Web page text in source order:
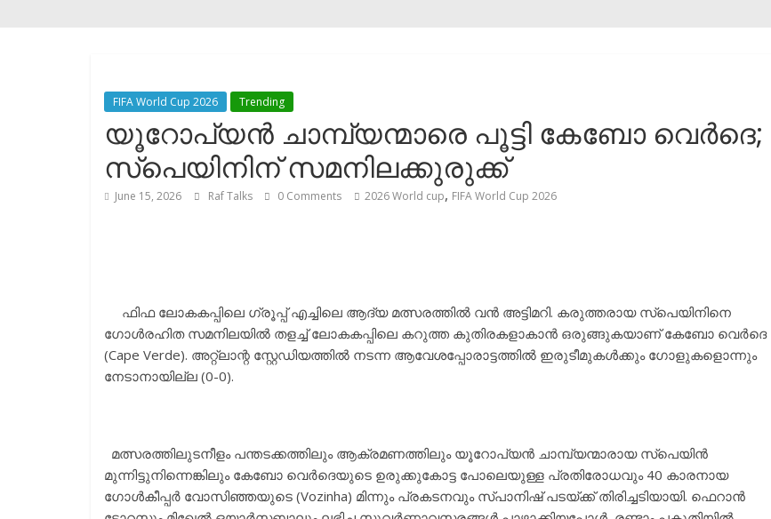
FIFA World Cup 2026 Trending
യൂറോപ്യൻ ചാമ്പ്യന്മാരെ പൂട്ടി കേബോ വെർദെ;
സ്പെയിനിന് സമനിലക്കുരുക്ക്
June 15, 2026 Raf Talks 0 Comments 2026 World cup, FIFA World Cup 2026
ഫിഫ ലോകകപ്പിലെ ഗ്രൂപ്പ് എച്ചിലെ ആദ്യ മത്സരത്തിൽ വൻ അട്ടിമറി. കരുത്തരായ സ്പെയിനിനെ
ഗോൾരഹിത സമനിലയിൽ തളച്ച് ലോകകപ്പിലെ കറുത്ത കുതിരകളാകാൻ ഒരുങ്ങുകയാണ് കേബോ വെർദെ
(Cape Verde). അറ്റ്‌ലാന്റ സ്റ്റേഡിയത്തിൽ നടന്ന ആവേശപ്പോരാട്ടത്തിൽ ഇരുടീമുകൾക്കും ഗോളുകളൊന്നും
നേടാനായില്ല (0-0).
മത്സരത്തിലുടനീളം പന്തടക്കത്തിലും ആക്രമണത്തിലും യൂറോപ്യൻ ചാമ്പ്യന്മാരായ സ്പെയിൻ
മുന്നിട്ടുനിന്നെങ്കിലും കേബോ വെർദെയുടെ ഉരുക്കുകോട്ട പോലെയുള്ള പ്രതിരോധവും 40 കാരനായ
ഗോൾകീപ്പർ വോസിഞ്ഞയുടെ (Vozinha) മിന്നും പ്രകടനവും സ്പാനിഷ് പടയ്ക്ക് തിരിച്ചടിയായി. ഫെറാൻ